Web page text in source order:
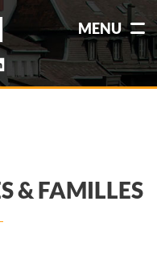
MENU
& FAMILLES